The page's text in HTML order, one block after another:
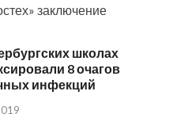
заключение
школах
8 очагов
инфекций